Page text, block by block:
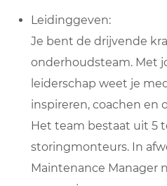
Leidinggeven:
Je bent de drijvende
onderhoudsteam. Met
leiderschap weet je
inspireren, coachen en
Het team bestaat uit 5
storingmonteurs. In
Maintenance Manager